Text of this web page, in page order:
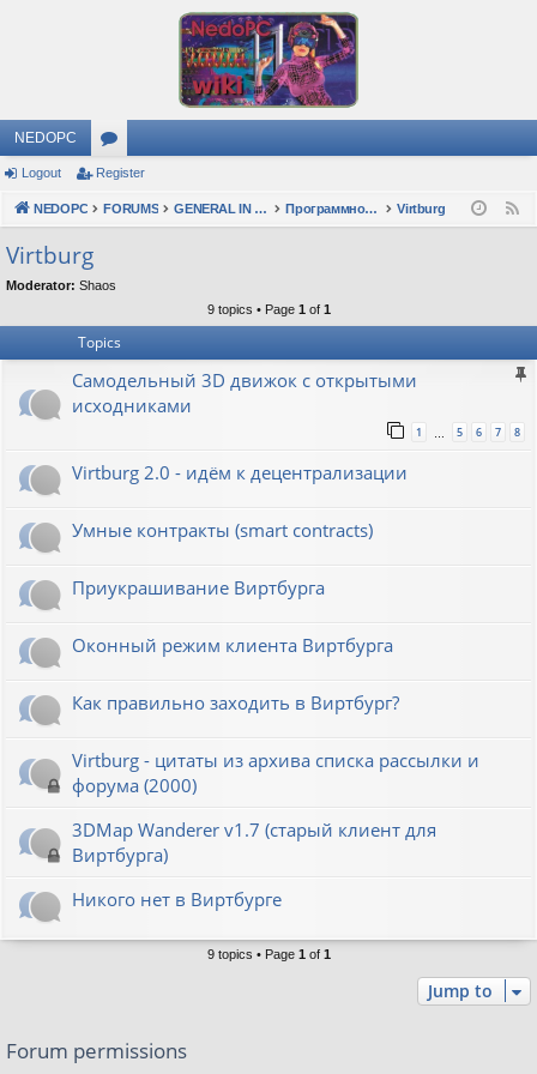
NEDOPC
or
u
s
Logout Register
NEDOPC FORUMS GENERAL IN RUSSIAN Программное обеспечение Virtburg
Virtburg
Moderator: Shaos
9 topics • Page 1 of 1
Topics
Самодельный 3D движок с открытыми
исходниками
1 … 5 6 7 8
Virtburg 2.0 - идём к децентрализации
Умные контракты (smart contracts)
Приукрашивание Виртбурга
Оконный режим клиента Виртбурга
Как правильно заходить в Виртбург?
Virtburg - цитаты из архива списка рассылки и
форума (2000)
3DMap Wanderer v1.7 (старый клиент для
Виртбурга)
Никого нет в Виртбурге
9 topics • Page 1 of 1
Jump to
Forum permissions